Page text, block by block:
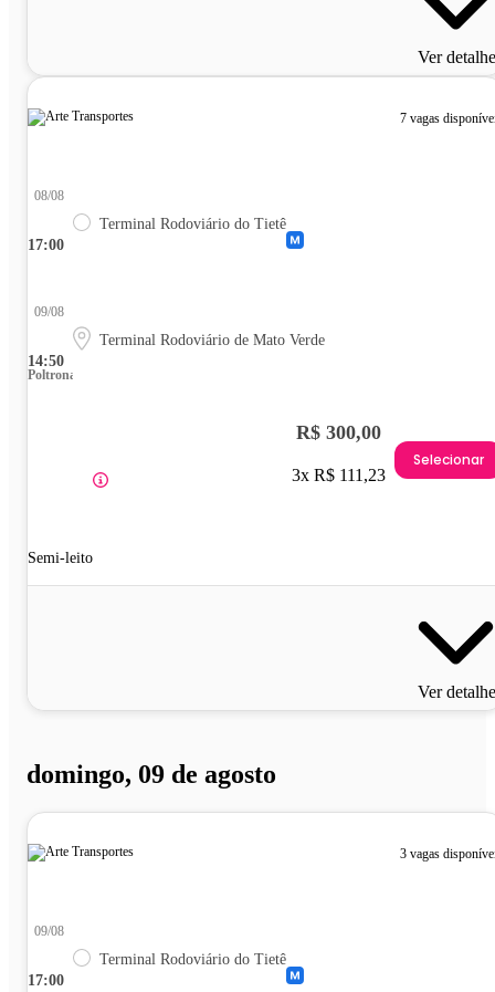
Ver
7 vagas
17:00
08/08
Terminal Rodoviário do Tietê
14:50
09/08
Terminal Rodoviário de Mato Verde
Poltrona
Semi-leito
R$ 300,00
3x R$ 111,23
Selecionar
Ver
domingo, 09 de agosto
3 vagas
17:00
09/08
Terminal Rodoviário do Tietê